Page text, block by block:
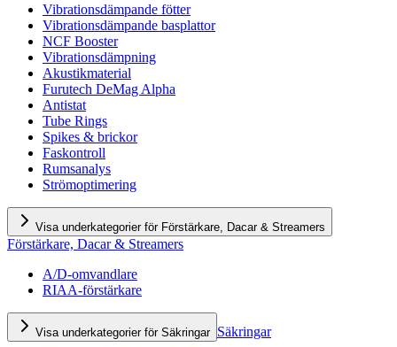
Vibrationsdämpande fötter
Vibrationsdämpande basplattor
NCF Booster
Vibrationsdämpning
Akustikmaterial
Furutech DeMag Alpha
Antistat
Tube Rings
Spikes & brickor
Faskontroll
Rumsanalys
Strömoptimering
Visa underkategorier för Förstärkare, Dacar & Streamers
Förstärkare, Dacar & Streamers
A/D-omvandlare
RIAA-förstärkare
Visa underkategorier för Säkringar Säkringar